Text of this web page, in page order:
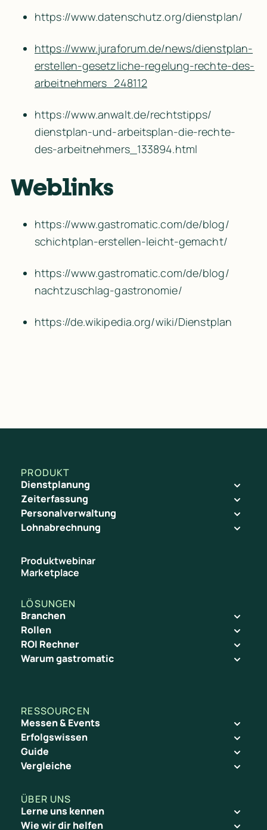
https:/​/​www.datenschutz.org/​dienstplan/​
https://www.juraforum.de/news/dienstplan-
erstellen-gesetzliche-regelung-rechte-des-
arbeitnehmers_248112
https:/​/​www.anwalt.de/​rechtstipps/​
dienstplan-und-arbeitsplan-die-rechte-
des-arbeitnehmers_133894.html
Weblinks
https:/​/​www.gastromatic.com/​de/​blog/​
schichtplan-erstellen-leicht-gemacht/​
https:/​/​www.gastromatic.com/​de/​blog/​
nachtzuschlag-gastronomie/​
https:/​/​de.wikipedia.org/​wiki/​Dienstplan
PRODUKT
Dienstplanung
Zeiterfassung
Personalverwaltung
Lohnabrechnung
Produktwebinar
Marketplace
LÖSUNGEN
Branchen
Rollen
ROI Rechner
Warum gastromatic
RESSOURCEN
Messen & Events
Erfolgswissen
Guide
Vergleiche
ÜBER UNS
Lerne uns kennen
Wie wir dir helfen